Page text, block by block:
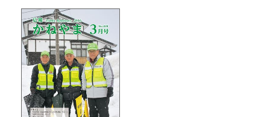
このサイトについて
運営会社
ご利用ガイド
よくある質問